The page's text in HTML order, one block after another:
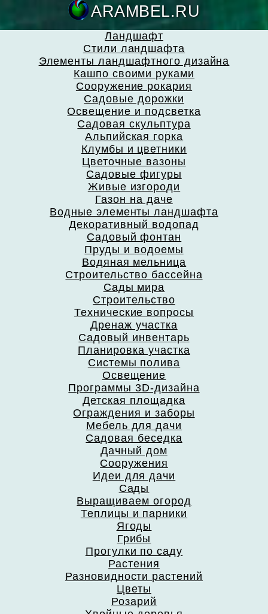
Ландшафт
Стили ландшафта
Элементы ландшафтного дизайна
Кашпо своими руками
Сооружение рокария
Садовые дорожки
Освещение и подсветка
Садовая скульптура
Альпийская горка
Клумбы и цветники
Цветочные вазоны
Садовые фигуры
Живые изгороди
Газон на даче
Водные элементы ландшафта
Декоративный водопад
Садовый фонтан
Пруды и водоемы
Водяная мельница
Строительство бассейна
Сады мира
Строительство
Технические вопросы
Дренаж участка
Садовый инвентарь
Планировка участка
Системы полива
Освещение
Программы 3D-дизайна
Детская площадка
Ограждения и заборы
Мебель для дачи
Садовая беседка
Дачный дом
Сооружения
Идеи для дачи
Сады
Выращиваем огород
Теплицы и парники
Ягоды
Грибы
Прогулки по саду
Растения
Разновидности растений
Цветы
Розарий